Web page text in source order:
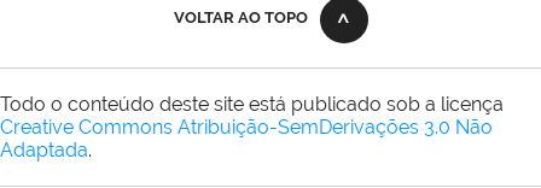
VOLTAR AO TOPO
Todo o conteúdo deste site está publicado sob a licença
Creative Commons Atribuição-SemDerivações 3.0 Não
Adaptada.